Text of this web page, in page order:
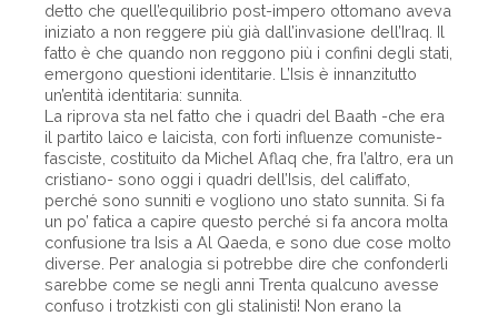
detto che quell’equilibrio post-impero ottomano aveva
iniziato a non reggere più già dall’invasione dell’Iraq. Il
fatto è che quando non reggono più i confini degli stati,
emergono questioni identitarie. L’Isis è innanzitutto
un’entità identitaria: sunnita.
La riprova sta nel fatto che i quadri del Baath -che era
il partito laico e laicista, con forti influenze comuniste-
fasciste, costituito da Michel Aflaq che, fra l’altro, era un
cristiano- sono oggi i quadri dell’Isis, del califfato,
perché sono sunniti e vogliono uno stato sunnita. Si fa
un po’ fatica a capire questo perché si fa ancora molta
confusione tra Isis a Al Qaeda, e sono due cose molto
diverse. Per analogia si potrebbe dire che confonderli
sarebbe come se negli anni Trenta qualcuno avesse
confuso i trotzkisti con gli stalinisti! Non erano la